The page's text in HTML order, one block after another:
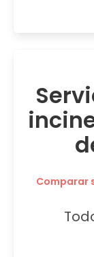
Comparar